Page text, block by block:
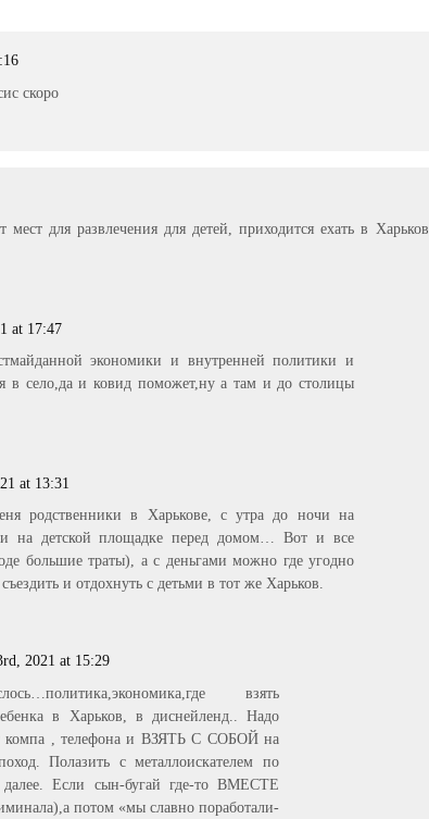
скоро
для развлечения для детей, приходится ехать в Харьков.
at 17:47
экономики и внутренней политики и
в село,да и ковид поможет,ну а там и до столицы
at 13:31
родственники в Харькове, с утра до ночи на
и на детской площадке перед домом… Вот и все
большие траты), а с деньгами можно где угодно
и отдохнуть с детьми в тот же Харьков.
2021 at 15:29
взять
в Харьков, в диснейленд.. Надо
компа , телефона и ВЗЯТЬ С СОБОЙ на
Полазить с металлоискателем по
Если сын-бугай где-то ВМЕСТЕ
потом «мы славно поработали-